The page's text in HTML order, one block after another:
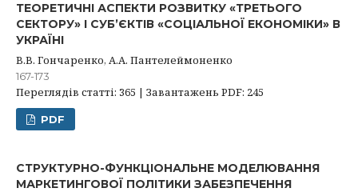
ТЕОРЕТИЧНІ АСПЕКТИ РОЗВИТКУ «ТРЕТЬОГО
СЕКТОРУ» І СУБ’ЄКТІВ «СОЦІАЛЬНОЇ ЕКОНОМІКИ» В
УКРАЇНІ
В.В. Гончаренко, А.А. Пантелеймоненко
167-173
Переглядів статті: 365 | Завантажень PDF: 245
PDF
СТРУКТУРНО-ФУНКЦІОНАЛЬНЕ МОДЕЛЮВАННЯ
МАРКЕТИНГОВОЇ ПОЛІТИКИ ЗАБЕЗПЕЧЕННЯ